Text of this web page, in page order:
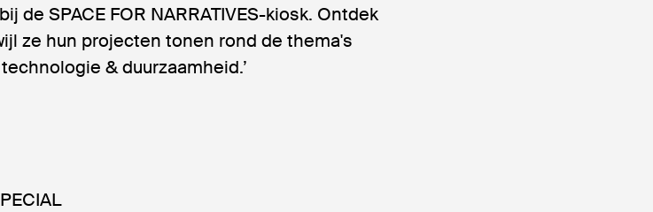
de SPACE FOR NARRATIVES-kiosk. Ontdek
ze hun projecten tonen rond de thema's
& duurzaamheid.’